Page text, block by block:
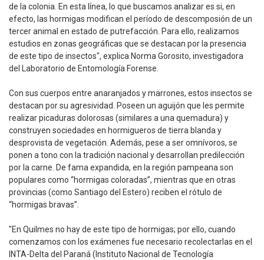
de la colonia. En esta línea, lo que buscamos analizar es si, en
efecto, las hormigas modifican el período de descomposión de un
tercer animal en estado de putrefacción. Para ello, realizamos
estudios en zonas geográficas que se destacan por la presencia
de este tipo de insectos", explica Norma Gorosito, investigadora
del Laboratorio de Entomología Forense.
Con sus cuerpos entre anaranjados y marrones, estos insectos se
destacan por su agresividad. Poseen un aguijón que les permite
realizar picaduras dolorosas (similares a una quemadura) y
construyen sociedades en hormigueros de tierra blanda y
desprovista de vegetación. Además, pese a ser omnívoros, se
ponen a tono con la tradición nacional y desarrollan predilección
por la carne. De fama expandida, en la región pampeana son
populares como “hormigas coloradas”, mientras que en otras
provincias (como Santiago del Estero) reciben el rótulo de
“hormigas bravas”.
"En Quilmes no hay de este tipo de hormigas; por ello, cuando
comenzamos con los exámenes fue necesario recolectarlas en el
INTA-Delta del Paraná (Instituto Nacional de Tecnología